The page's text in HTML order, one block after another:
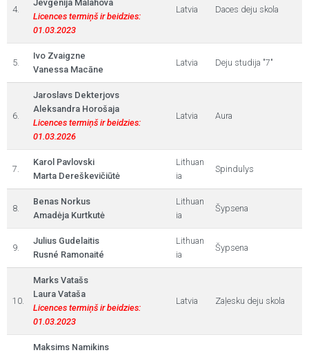
4.
Jevgenija Malahova
Licences termiņš ir beidzies:
01.03.2023
Latvia Daces deju skola
5.
Ivo Zvaigzne
Vanessa Macāne
Latvia Deju studija "7"
6.
Jaroslavs Dekterjovs
Aleksandra Horošaja
Licences termiņš ir beidzies:
01.03.2026
Latvia Aura
7.
Karol Pavlovski
Marta Dereškevičiūtė
Lithuan
ia
Spindulys
8.
Benas Norkus
Amadėja Kurtkutė
Lithuan
ia
Šypsena
9.
Julius Gudelaitis
Rusné Ramonaité
Lithuan
ia
Šypsena
10.
Marks Vatašs
Laura Vataša
Licences termiņš ir beidzies:
01.03.2023
Latvia Zaļesku deju skola
Maksims Namikins